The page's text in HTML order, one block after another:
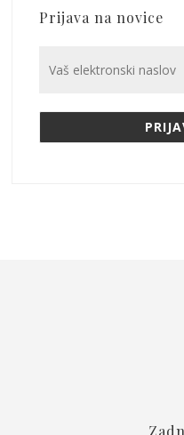
Prijava na novice